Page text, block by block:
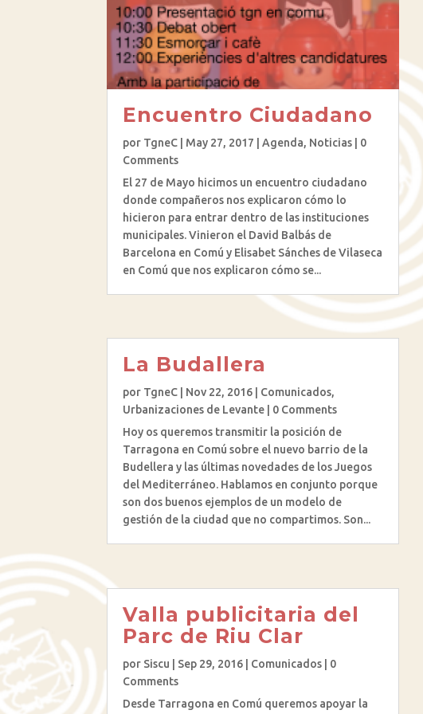
Encuentro Ciudadano
por TgneC | May 27, 2017 |Agenda, Noticias | 0
Comments
El 27 de Mayo hicimos un encuentro ciudadano
donde compañeros nos explicaron cómo lo
hicieron para entrar dentro de las instituciones
municipales. Vinieron el David Balbás de
Barcelona en Comú y Elisabet Sánches de Vilaseca
en Comú que nos explicaron cómo se...
La Budallera
por TgneC Nov 22, 2016 Comunicados,
Urbanizaciones de Levante | 0 Comments
Hoy os queremos transmitir la posición de
Tarragona en Comú sobre el nuevo barrio de la
Budellera y las últimas novedades de los Juegos
del Mediterráneo. Hablamos en conjunto porque
son dos buenos ejemplos de un modelo de
gestión de la ciudad que no compartimos. Son...
Valla publicitaria del
Parc de Riu Clar
por Siscu Sep 29, 2016 Comunicados | 0
Comments
Desde Tarragona en Comú queremos apoyar la